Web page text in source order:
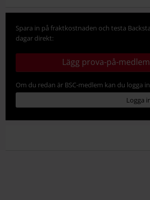
Spara in på fraktkostnaden och testa
dagar direkt:
Lägg prova-på-
Om du redan är BSC-medlem kan du logga
Logga